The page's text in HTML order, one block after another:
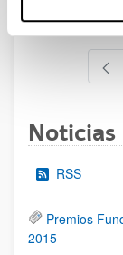
al 30/07/2026
Noticias
RSS
Premios
2015